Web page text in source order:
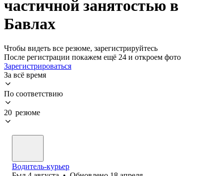
частичной занятостью в
Бавлах
Чтобы видеть все резюме, зарегистрируйтесь
После регистрации покажем ещё 24 и откроем фото
Зарегистрироваться
За всё время
По соответствию
20 резюме
Водитель-курьер